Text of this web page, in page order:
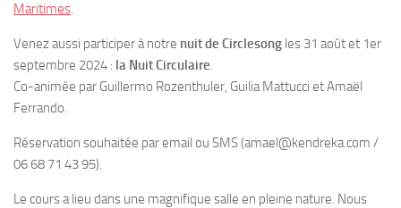
Maritimes.
Venez aussi participer à notre nuit de Circlesong les 31 août et 1er
septembre 2024 : la Nuit Circulaire.
Co-animée par Guillermo Rozenthuler, Guilia Mattucci et Amaël
Ferrando.
Réservation souhaitée par email ou SMS (amael@kendreka.com /
06 68 71 43 95).
Le cours a lieu dans une magnifique salle en pleine nature. Nous